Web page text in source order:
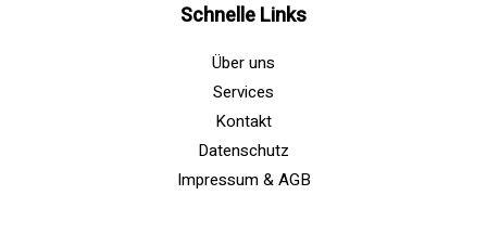
Schnelle Links
Über uns
Services
Kontakt
Datenschutz
Impressum & AGB